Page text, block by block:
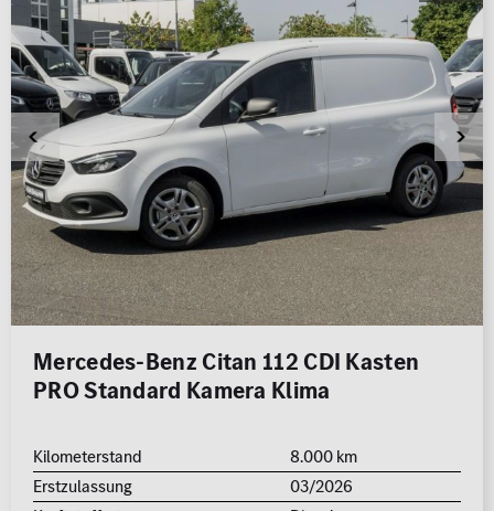
Mercedes-Benz Citan 112 CDI Kasten
PRO Standard Kamera Klima
Kilometerstand
8.000 km
Erstzulassung
03/2026